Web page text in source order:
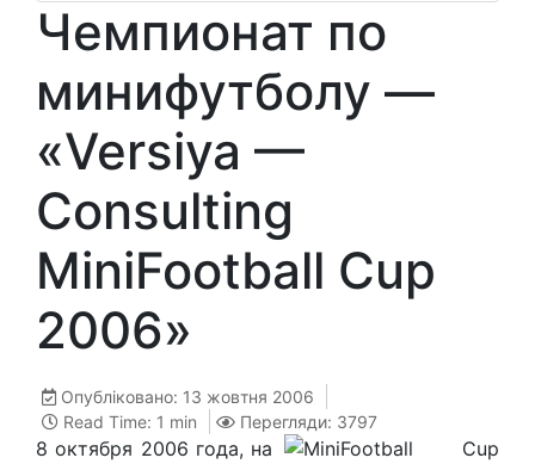
Чемпионат по
минифутболу —
«Versiya —
Consulting
MiniFootball Cup
2006»
Опубліковано: 13 жовтня 2006
Read Time: 1 min
Перегляди: 3797
8 октября 2006 года, на